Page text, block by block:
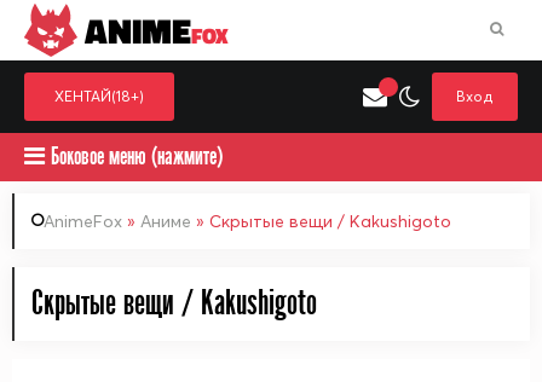
Выберите одну категорию для поиска
ANIMEFOX
ХЕНТАЙ(18+) Вход
Боковое меню (нажмите)
AnimeFox » Аниме » Скрытые вещи / Kakushigoto
Скрытые вещи / Kakushigoto